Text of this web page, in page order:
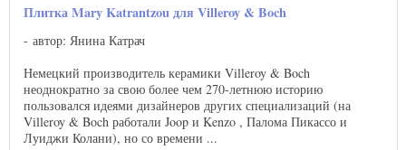
Плитка Mary Katrantzou для Villeroy & Boch
автор: Янина Катрач
Немецкий производитель керамики Villeroy & Boch
неоднократно за свою более чем 270-летнюю историю
пользовался идеями дизайнеров других специализаций (на
Villeroy & Boch работали Joop и Kenzo , Палома Пикассо и
Луиджи Колани), но со времени ...